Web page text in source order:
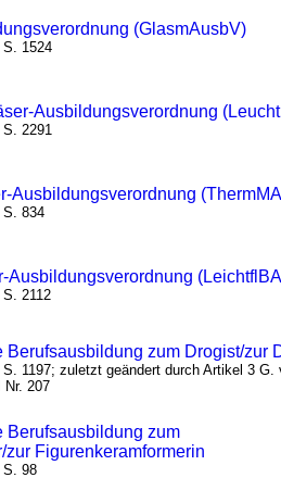
(GlasmAusbV)
1524
Ausbildungsverordnung
2291
Ausbildungsverordnung
S. 834
Ausbildungsverordnung
2112
Berufsausbildung zum Drogist/zur
1197; zuletzt geändert durch Artikel 3 G.
Nr. 207
Berufsausbildung zum
zur Figurenkeramformerin
S. 98